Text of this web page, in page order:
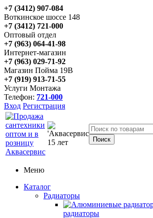
+7 (3412) 907-084
Воткинское шоссе 148
+7 (3412) 721-000
Оптовый отдел
+7 (963) 064-41-98
Интернет-магазин
+7 (963) 029-71-92
Магазин Пойма 19В
+7 (919) 913-71-55
Услуги Монтажа
Телефон: 721-000
Вход Регистрация
Меню
Каталог
Радиаторы
радиаторы